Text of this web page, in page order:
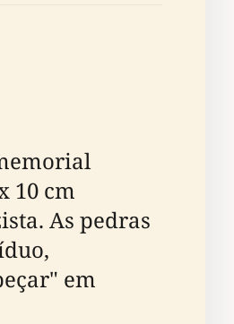
10 cm
As pedras
em